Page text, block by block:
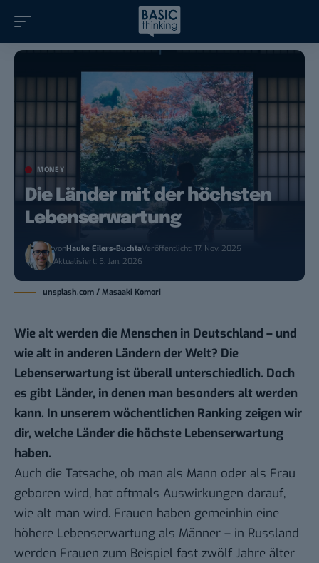
MONEY
Die Länder mit der höchsten
Lebenserwartung
vonHauke Eilers-BuchtaVeröffentlicht: 17. Nov. 2025
Aktualisiert: 5. Jan. 2026
unsplash.com / Masaaki Komori
Wie alt werden die Menschen in Deutschland – und
wie alt in anderen Ländern der Welt? Die
Lebenserwartung ist überall unterschiedlich. Doch
es gibt Länder, in denen man besonders alt werden
kann. In unserem wöchentlichen Rankingzeigen wir
dir, welche Länder die höchste Lebenserwartung
haben.
Auch die Tatsache, ob man als Mann oder als Frau
geboren wird, hat oftmals Auswirkungen darauf,
wie alt man wird. Frauen haben gemeinhin eine
höhere Lebenserwartung als Männer – in Russland
werden Frauen zum Beispiel fast zwölf Jahre älter